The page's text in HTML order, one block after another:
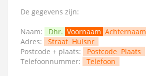
De gegevens zijn:
Naam: Dhr. Voornaam Achternaam
Adres:
Straat Huisnr
Postcode + plaats:
Postcode Plaats
Telefoonnummer:
Telefoon